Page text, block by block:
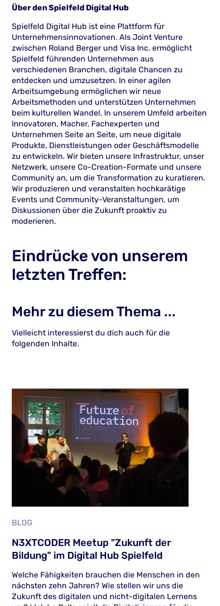
Über den Spielfeld Digital Hub
Spielfeld Digital Hub ist eine Plattform für
Unternehmensinnovationen. Als Joint Venture
zwischen Roland Berger und Visa Inc. ermöglicht
Spielfeld führenden Unternehmen aus
verschiedenen Branchen, digitale Chancen zu
entdecken und umzusetzen. In einer agilen
Arbeitsumgebung ermöglichen wir neue
Arbeitsmethoden und unterstützen Unternehmen
beim kulturellen Wandel. In unserem Umfeld arbeiten
Innovatoren, Macher, Fachexperten und
Unternehmen Seite an Seite, um neue digitale
Produkte, Dienstleistungen oder Geschäftsmodelle
zu entwickeln. Wir bieten unsere Infrastruktur, unser
Netzwerk, unsere Co-Creation-Formate und unsere
Community an, um die Transformation zu kuratieren.
Wir produzieren und veranstalten hochkarätige
Events und Community-Veranstaltungen, um
Diskussionen über die Zukunft proaktiv zu
moderieren.
Eindrücke von unserem
letzten Treffen:
Mehr zu diesem Thema ...
Vielleicht interessierst du dich auch für die
folgenden Inhalte.
BLOG
N3XTCODER Meetup "Zukunft der
Bildung" im Digital Hub Spielfeld
Welche Fähigkeiten brauchen die Menschen in den
nächsten zehn Jahren? Wie stellen wir uns die
Zukunft des digitalen und nicht-digitalen Lernens